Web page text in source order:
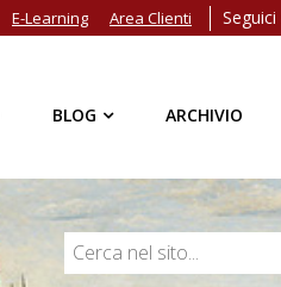
Seguici
E-Learning Area Clienti
BLOG ARCHIVIO